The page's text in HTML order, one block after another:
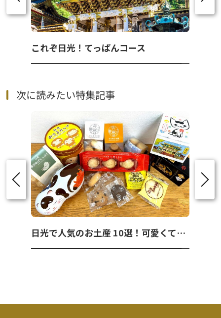
これぞ日光！てっぱんコース
次に読みたい特集記事
日光で人気のお土産 10選！可愛くて美味しいお菓子を紹介！